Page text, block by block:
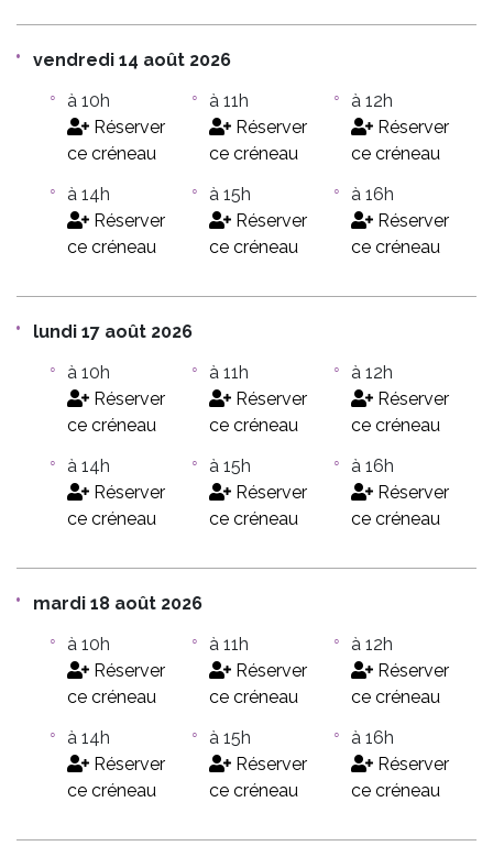
vendredi 14 août 2026
à 10h
Réserver
ce créneau
à 11h
Réserver
ce créneau
à 12h
Réserver
ce créneau
à 14h
Réserver
ce créneau
à 15h
Réserver
ce créneau
à 16h
Réserver
ce créneau
lundi 17 août 2026
à 10h
Réserver
ce créneau
à 11h
Réserver
ce créneau
à 12h
Réserver
ce créneau
à 14h
Réserver
ce créneau
à 15h
Réserver
ce créneau
à 16h
Réserver
ce créneau
mardi 18 août 2026
à 10h
Réserver
ce créneau
à 11h
Réserver
ce créneau
à 12h
Réserver
ce créneau
à 14h
Réserver
ce créneau
à 15h
Réserver
ce créneau
à 16h
Réserver
ce créneau